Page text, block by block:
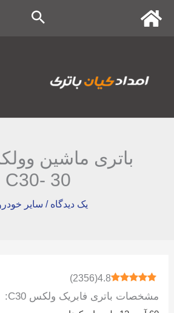
پرش
باتری ماشین
30 -C30
یک دیدگاه / سایر
4.8
(
2356
)
مشخصات باتری فابریک ولکس C30: